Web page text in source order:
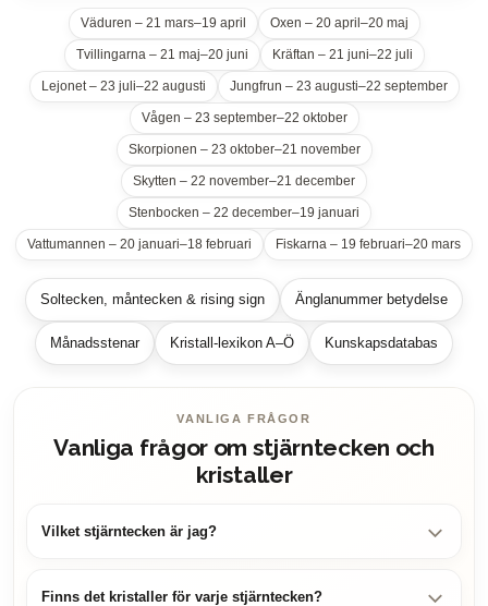
Väduren – 21 mars–19 april Oxen – 20 april–20 maj
Tvillingarna – 21 maj–20 juni Kräftan – 21 juni–22 juli
Lejonet – 23 juli–22 augusti Jungfrun – 23 augusti–22 september
Vågen – 23 september–22 oktober
Skorpionen – 23 oktober–21 november
Skytten – 22 november–21 december
Stenbocken – 22 december–19 januari
Vattumannen – 20 januari–18 februari Fiskarna – 19 februari–20 mars
Soltecken, måntecken & rising sign Änglanummer betydelse
Månadsstenar Kristall-lexikon A–Ö Kunskapsdatabas
VANLIGA FRÅGOR
Vanliga frågor om stjärntecken och
kristaller
Vilket stjärntecken är jag?
Finns det kristaller för varje stjärntecken?